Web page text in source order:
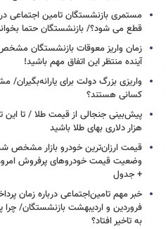
کالابرگ مرداد هم بدون افزایش شارژ شد
یک تغییر مهم در حوزه
افزایش خواهد یافت؟
مستمری بازنشستگان تامین اجتماعی
قطع می شود؟/ بازنشستگان حتما
زمان واریز معوقات بازنشستگان
آینده منتظر این اتفاق مهم باشید!
واریزی بزرگ دولت برای یارانه‌بگیران/
کسانی هستند؟
پیش‌بینی جنجالی از قیمت طلا / تا این
هزار دلاری بهای طلا باشید
قیمت ارزان‌ترین خودرو بازار مشخص
+ جدول
خبر مهم تامین‌اجتماعی درباره زمان
فروردین و اردیبهشت بازنشستگان/
به تاخیر افتاد؟